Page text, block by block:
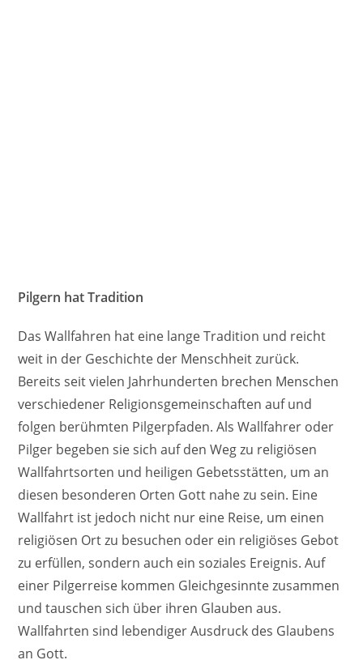
Pilgern hat Tradition
Das Wallfahren hat eine lange Tradition und reicht
weit in der Geschichte der Menschheit zurück.
Bereits seit vielen Jahrhunderten brechen Menschen
verschiedener Religionsgemeinschaften auf und
folgen berühmten Pilgerpfaden. Als Wallfahrer oder
Pilger begeben sie sich auf den Weg zu religiösen
Wallfahrtsorten und heiligen Gebetsstätten, um an
diesen besonderen Orten Gott nahe zu sein. Eine
Wallfahrt ist jedoch nicht nur eine Reise, um einen
religiösen Ort zu besuchen oder ein religiöses Gebot
zu erfüllen, sondern auch ein soziales Ereignis. Auf
einer Pilgerreise kommen Gleichgesinnte zusammen
und tauschen sich über ihren Glauben aus.
Wallfahrten sind lebendiger Ausdruck des Glaubens
an Gott.